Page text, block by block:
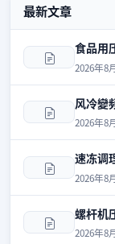
最新文章
食品用
2026年8
风冷變
2026年8
速冻调
2026年8
螺杆机
2026年8